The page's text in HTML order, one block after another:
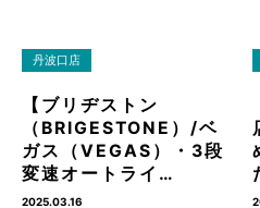
丹波口店
【ブリヂストン
（BRIGESTONE）/ベ
ガス（VEGAS）・3段
変速オートライ…
2025.03.16